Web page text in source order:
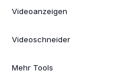
Videoanzeigen
Videoschneider
Mehr Tools